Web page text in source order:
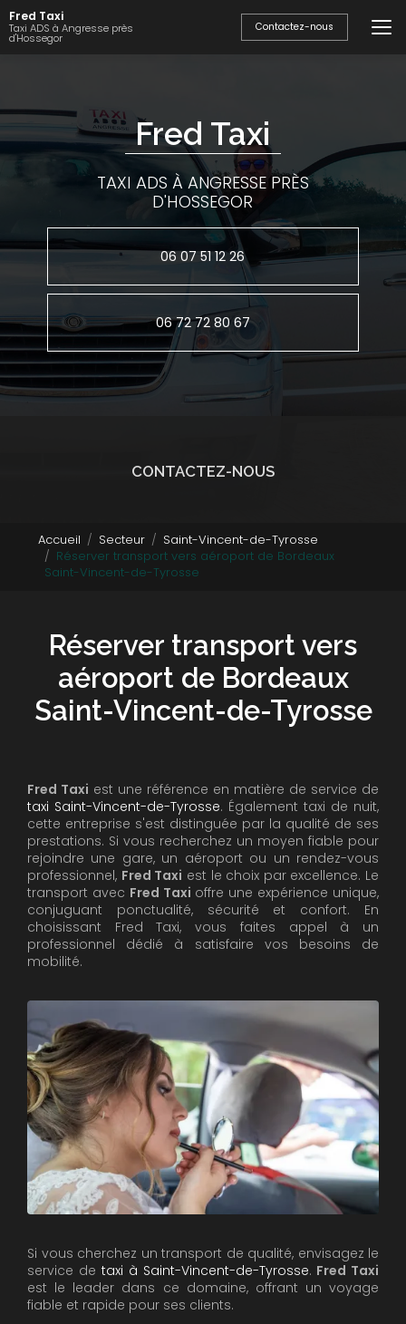
Aller
au
contenu
Fred Taxi
Taxi ADS à Angresse près
d'Hossegor
Contactez-nous
Fred Taxi
TAXI ADS À ANGRESSE PRÈS
D'HOSSEGOR
06 07 51 12 26
06 72 72 80 67
CONTACTEZ-NOUS
Accueil Secteur
Saint-Vincent-de-Tyrosse
Réserver transport vers aéroport de Bordeaux
Saint-Vincent-de-Tyrosse
Réserver transport vers
aéroport de Bordeaux
Saint-Vincent-de-Tyrosse
Fred Taxi est une référence en matière de service de
taxi Saint-Vincent-de-Tyrosse. Également taxi de nuit,
cette entreprise s'est distinguée par la qualité de ses
prestations. Si vous recherchez un moyen fiable pour
rejoindre une gare, un aéroport ou un rendez-vous
professionnel, Fred Taxi est le choix par excellence. Le
transport avec Fred Taxi offre une expérience unique,
conjuguant ponctualité, sécurité et confort. En
choisissant Fred Taxi, vous faites appel à un
professionnel dédié à satisfaire vos besoins de
mobilité.
Si vous cherchez un transport de qualité, envisagez le
service de taxi à Saint-Vincent-de-Tyrosse. Fred Taxi
est le leader dans ce domaine, offrant un voyage
fiable et rapide pour ses clients.